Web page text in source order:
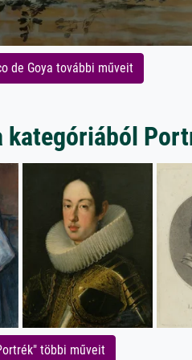
de Goya további műveit
kategóriából
többi műveit